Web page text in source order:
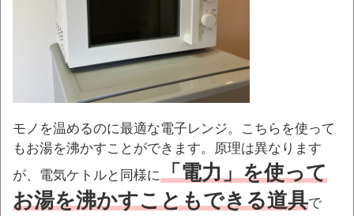
モノを温めるのに最適な電子レンジ。こちらを使って
もお湯を沸かすことができます。原理は異なります
が、電気ケトルと同様に「電力」を使って
お湯を沸かすこともできる道具で